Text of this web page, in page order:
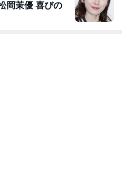
岡茉優 喜びの